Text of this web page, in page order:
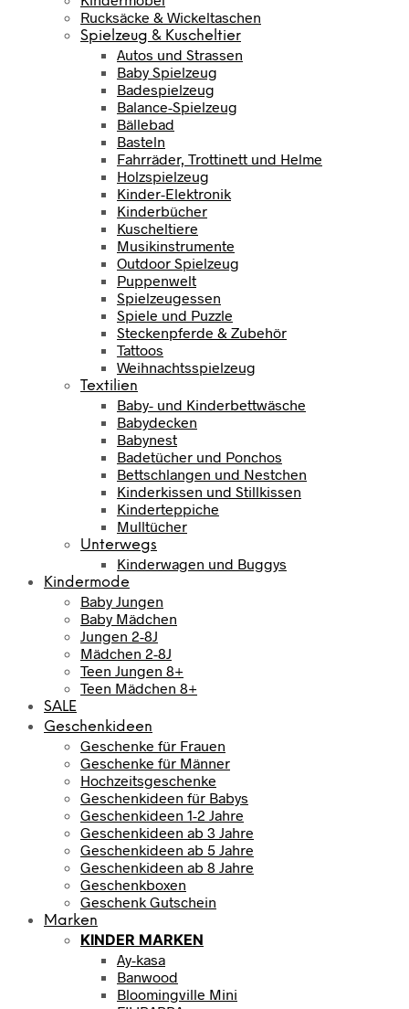
Rucksäcke & Wickeltaschen
Spielzeug & Kuscheltier
Autos und Strassen
Baby Spielzeug
Badespielzeug
Balance-Spielzeug
Bällebad
Basteln
Fahrräder, Trottinett und Helme
Holzspielzeug
Kinder-Elektronik
Kinderbücher
Kuscheltiere
Musikinstrumente
Outdoor Spielzeug
Puppenwelt
Spielzeugessen
Spiele und Puzzle
Steckenpferde & Zubehör
Tattoos
Weihnachtsspielzeug
Textilien
Baby- und Kinderbettwäsche
Babydecken
Babynest
Badetücher und Ponchos
Bettschlangen und Nestchen
Kinderkissen und Stillkissen
Kinderteppiche
Mulltücher
Unterwegs
Kinderwagen und Buggys
Kindermode
Baby Jungen
Baby Mädchen
Jungen 2-8J
Mädchen 2-8J
Teen Jungen 8+
Teen Mädchen 8+
SALE
Geschenkideen
Geschenke für Frauen
Geschenke für Männer
Hochzeitsgeschenke
Geschenkideen für Babys
Geschenkideen 1-2 Jahre
Geschenkideen ab 3 Jahre
Geschenkideen ab 5 Jahre
Geschenkideen ab 8 Jahre
Geschenkboxen
Geschenk Gutschein
Marken
KINDER MARKEN
Ay-kasa
Banwood
Bloomingville Mini